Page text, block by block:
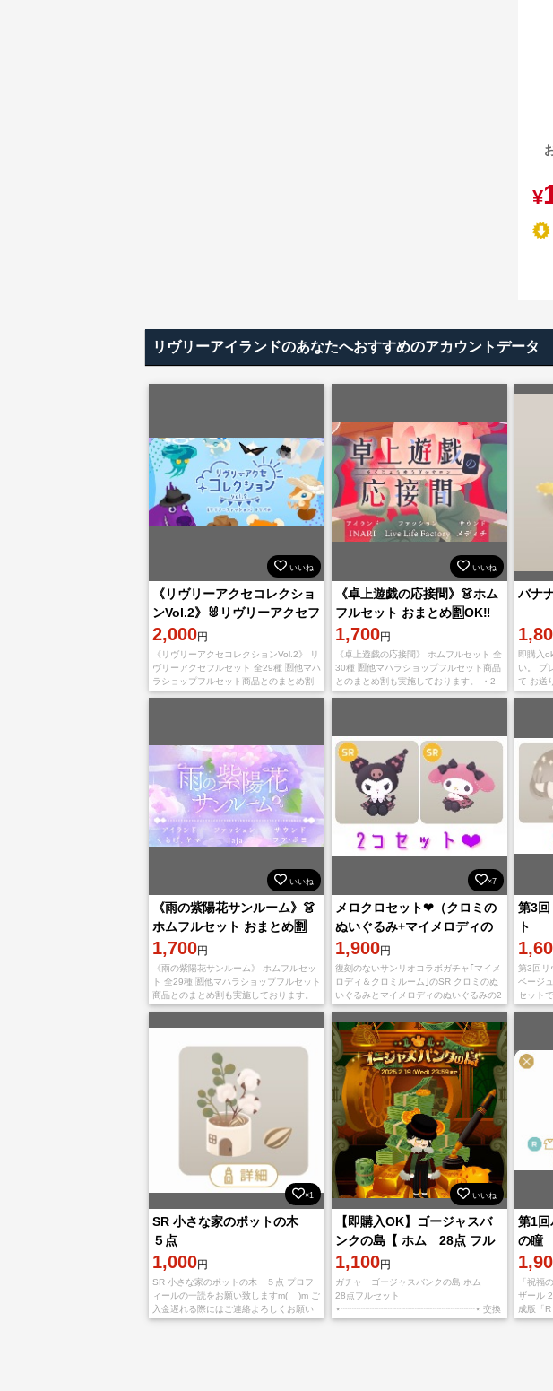
¥
リヴリーアイランドのあなたへおすすめのアカウントデータ
いいね
《リヴリーアクセコレクショ
ンVol.2》🐰リヴリーアクセフ
ルセット おまとめ🈹OK‼️
2,000円
《リヴリーアクセコレクションVol.2》 リ
ヴリーアクセフルセット 全29種 🈹他マハ
ラショップフルセット商品とのまとめ割
も実施しております。 ・2点 100円引き
いいね
《卓上遊戯の応接間》👗ホム
フルセット おまとめ🈹OK‼️
1,700円
《卓上遊戯の応接間》 ホムフルセット 全
30種 🈹他マハラショップフルセット商品
とのまとめ割も実施しております。 ・2
点 100円引き ・3点 150円引き ・4点
バナ
即購入
い。 プ
て お送
いいね
《雨の紫陽花サンルーム》👗
ホムフルセット おまとめ🈹
OK‼️
1,700円
《雨の紫陽花サンルーム》 ホムフルセッ
ト 全29種 🈹他マハラショップフルセット
商品とのまとめ割も実施しております。
・2点 100円引き ・3点 150円引き ・4点
×7
メロクロセット❤︎（クロミの
ぬいぐるみ+マイメロディの
ぬいぐるみ）
1,900円
復刻のないサンリオコラボガチャ｢マイメ
ロディ＆クロミルーム｣のSR クロミのぬ
いぐるみとマイメロディのぬいぐるみの2
点セットです。 どちらも錬成版ではな
く、オリジナル品です。 即購入可〇（お
取置
第3回
ト
第3回リ
ベージ
セット
オリジ
×1
SR 小さな家のポットの木
５点
1,000円
SR 小さな家のポットの木 ５点 プロフ
ィールの一読をお願い致しますm(__)m ご
入金遅れる際にはご連絡よろしくお願い
致しますm(__)m
いいね
【即購入OK】ゴージャスバ
ンクの島【 ホム 28点 フル
セット】
1,100円
ガチャ ゴージャスバンクの島 ホム
28点フルセット
⋆┈┈┈┈┈┈┈┈┈┈┈┈┈┈┈⋆ 交換
機能での対応になります ・購入後取引ペ
第1回
の瞳
「祝福
ザール
成版「
本・オ